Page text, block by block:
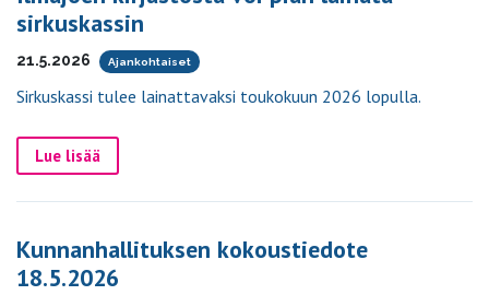
sirkuskassin
21.5.2026 Ajankohtaiset
Sirkuskassi tulee lainattavaksi toukokuun 2026 lopulla.
Lue lisää
Kunnanhallituksen kokoustiedote
18.5.2026